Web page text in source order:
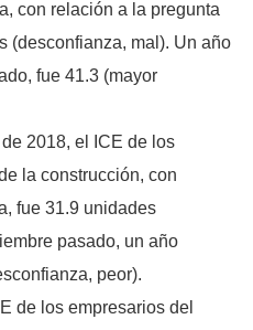
con relación a la pregunta
(desconfianza, mal). Un año
fue 41.3 (mayor
2018, el ICE de los
la construcción, con
fue 31.9 unidades
pasado, un año
peor).
de los empresarios del